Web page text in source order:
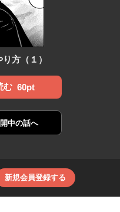
方（１）
む 60pt
中の話へ
新規会員登録する